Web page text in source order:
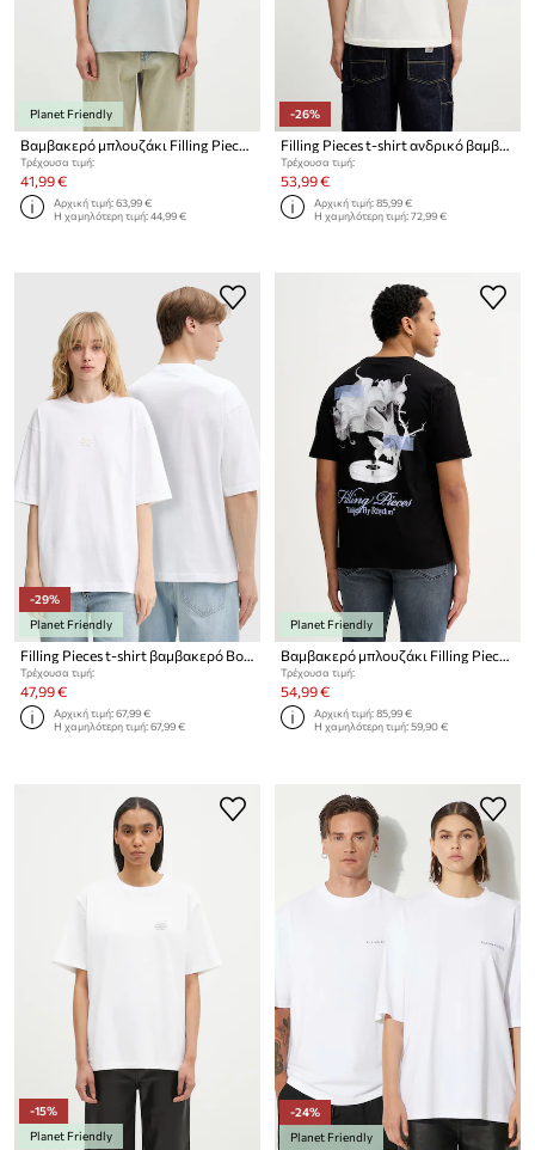
Planet Friendly
Βαμβακερό μπλουζάκι Filling Pieces
Τρέχουσα τιμή:
41,99 €
Αρχική τιμή:63,99 €
Η χαμηλότερη τιμή:44,99 €
-26%
Filling Pieces t-shirt ανδρικό βαμβακερό Citrus
Τρέχουσα τιμή:
53,99 €
Αρχική τιμή:85,99 €
Η χαμηλότερη τιμή:72,99 €
-29%
Planet Friendly
Filling Pieces t-shirt βαμβακερό Boxy Κεντημένο
Τρέχουσα τιμή:
47,99 €
Αρχική τιμή:67,99 €
Η χαμηλότερη τιμή:67,99 €
Planet Friendly
Βαμβακερό μπλουζάκι Filling Pieces Grammophone
Τρέχουσα τιμή:
54,99 €
Αρχική τιμή:85,99 €
Η χαμηλότερη τιμή:59,90 €
-15%
Planet Friendly
-24%
Planet Friendly